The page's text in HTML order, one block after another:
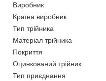
Виробник
Країна виробник
Тип трійника
Матеріал трійника
Покриття
Оцинкований трійник
Тип приєднання